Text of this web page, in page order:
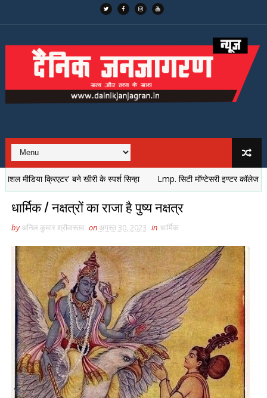
क्रिएटर' बने खीरी के स्पर्श सिन्हा Lmp. सिटी मॉण्टेसरी इण्टर कॉलेज की
धार्मिक / नक्षत्रों का राजा है पुष्य नक्षत्र
byअनिल कुमार श्रीवास्तव onअगस्त 30, 2023 in धार्मिक